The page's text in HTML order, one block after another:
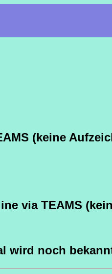
(keine
via TEAMS
wird noch